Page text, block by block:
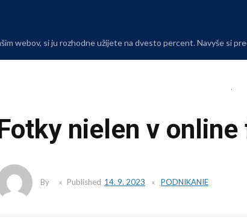
webov, si ju rozhodne užijete na dvesto percent. Navyše si
nielen v
By Published 14. 9. 2023 PODNIKANIE